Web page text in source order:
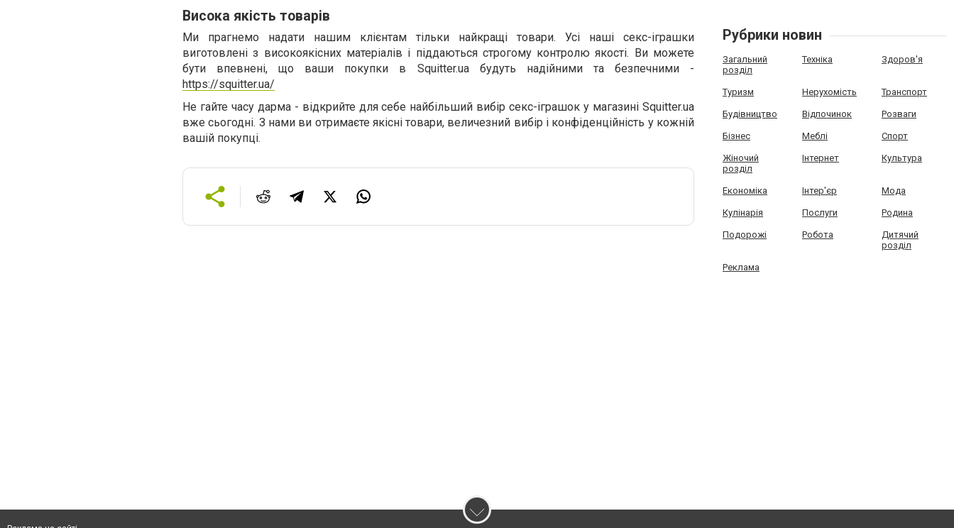
Висока якість товарів
Ми прагнемо надати нашим клієнтам тільки найкращі товари. Усі наші секс-іграшки
виготовлені з високоякісних матеріалів і піддаються строгому контролю якості. Ви можете
бути впевнені, що ваши покупки в Squitter.ua будуть надійними та безпечними -
https://squitter.ua/
Не гайте часу дарма - відкрийте для себе найбільший вибір секс-іграшок у магазині Squitter.ua
вже сьогодні. З нами ви отримаєте якісні товари, величезний вибір і конфіденційність у кожній
вашій покупці.
Рубрики новин
Загальний
розділ
Техніка Здоров'я
Туризм Нерухомість Транспорт
Будівництво Відпочинок Розваги
Бізнес Меблі Спорт
Жіночий
розділ
Інтернет Культура
Економіка Інтер'єр Мода
Кулінарія Послуги Родина
Подорожі Робота
Дитячий
розділ
Реклама